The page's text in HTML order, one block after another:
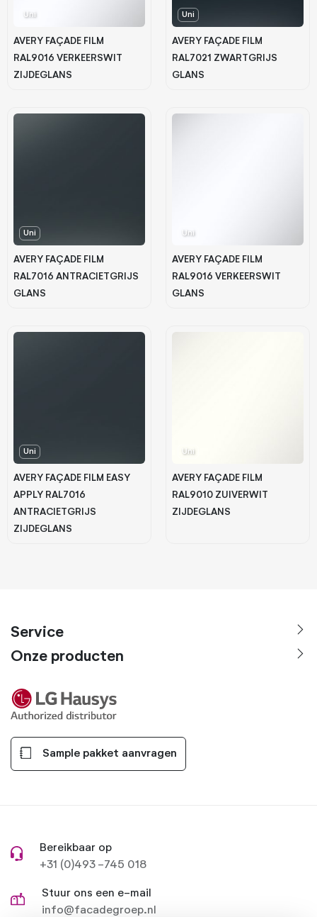
Uni
AVERY FAÇADE FILM
RAL9016 VERKEERSWIT
ZIJDEGLANS
Uni
AVERY FAÇADE FILM
RAL7021 ZWARTGRIJS
GLANS
Uni
AVERY FAÇADE FILM
RAL7016 ANTRACIETGRIJS
GLANS
Uni
AVERY FAÇADE FILM
RAL9016 VERKEERSWIT
GLANS
Uni
AVERY FAÇADE FILM EASY
APPLY RAL7016
ANTRACIETGRIJS
ZIJDEGLANS
Uni
AVERY FAÇADE FILM
RAL9010 ZUIVERWIT
ZIJDEGLANS
Service
Onze producten
Sample pakket aanvragen
Bereikbaar op
+31 (0)493 -745 018
Stuur ons een e-mail
info@facadegroep.nl